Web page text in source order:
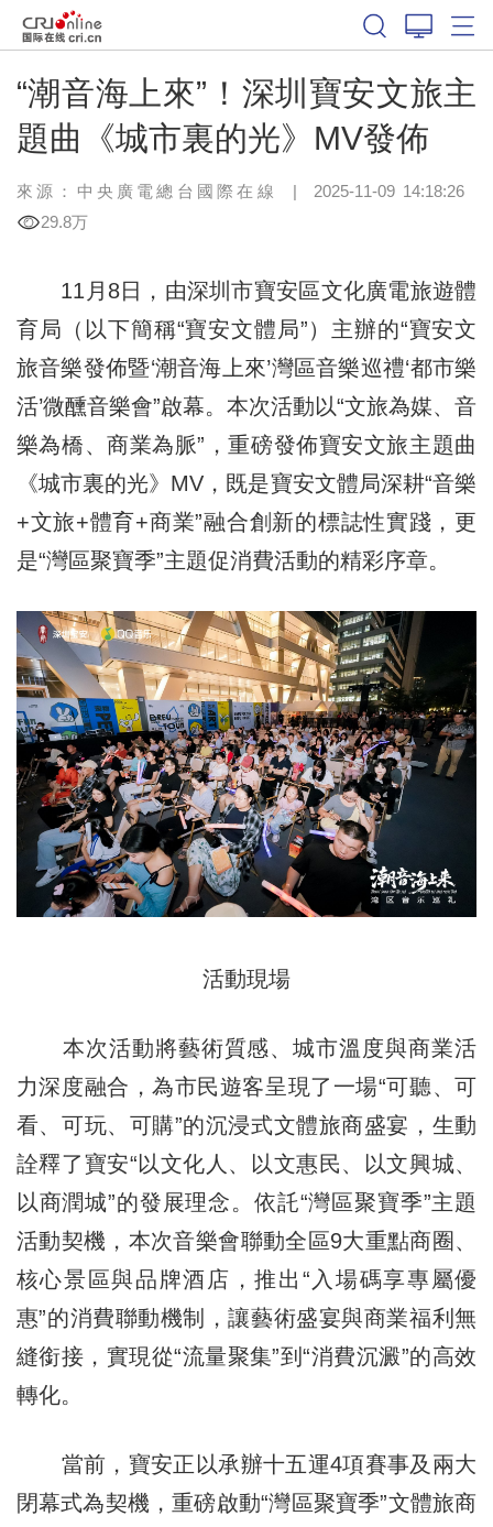
“潮音海上來”！深圳寶安文旅主
題曲《城市裏的光》MV發佈
來源：中央廣電總台國際在線 | 2025-11-09 14:18:26
29.8万
11月8日，由深圳市寶安區文化廣電旅遊體
育局（以下簡稱“寶安文體局”）主辦的“寶安文
旅音樂發佈暨‘潮音海上來’灣區音樂巡禮‘都市樂
活’微醺音樂會”啟幕。本次活動以“文旅為媒、音
樂為橋、商業為脈”，重磅發佈寶安文旅主題曲
《城市裏的光》MV，既是寶安文體局深耕“音樂
+文旅+體育+商業”融合創新的標誌性實踐，更
是“灣區聚寶季”主題促消費活動的精彩序章。
活動現場
本次活動將藝術質感、城市溫度與商業活
力深度融合，為市民遊客呈現了一場“可聽、可
看、可玩、可購”的沉浸式文體旅商盛宴，生動
詮釋了寶安“以文化人、以文惠民、以文興城、
以商潤城”的發展理念。依託“灣區聚寶季”主題
活動契機，本次音樂會聯動全區9大重點商圈、
核心景區與品牌酒店，推出“入場碼享專屬優
惠”的消費聯動機制，讓藝術盛宴與商業福利無
縫銜接，實現從“流量聚集”到“消費沉澱”的高效
轉化。
當前，寶安正以承辦十五運4項賽事及兩大
閉幕式為契機，重磅啟動“灣區聚寶季”文體旅商